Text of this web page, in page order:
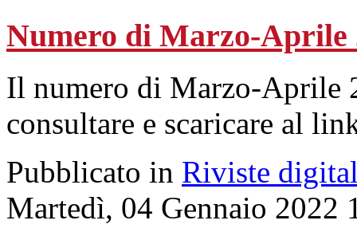
Numero di Marzo-Aprile
Il numero di Marzo-Aprile
consultare e scaricare al
Pubblicato in Riviste
Martedì, 04 Gennaio 2022